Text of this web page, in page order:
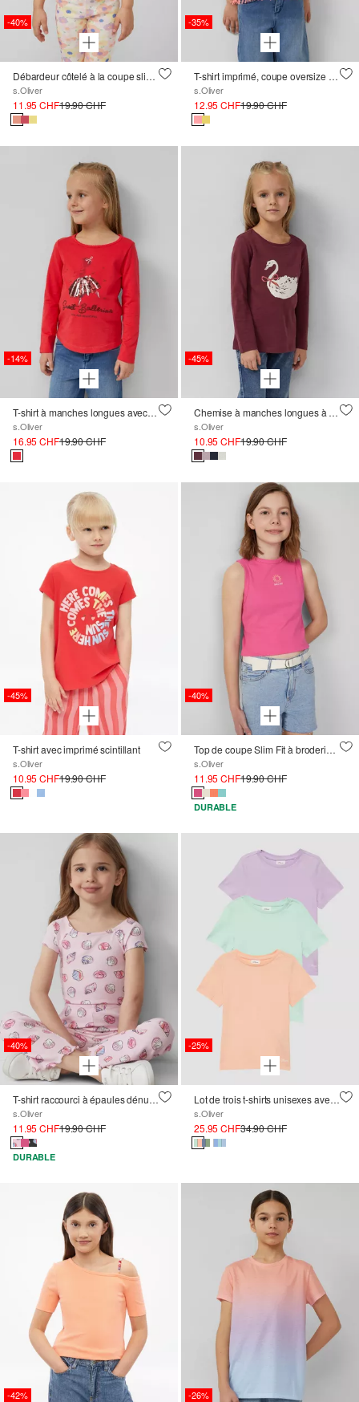
-40%
Débardeur côtelé à la coupe slim avec détail découpé
s.Oliver
11.95 CHF19.90 CHF
-35%
T-shirt imprimé, coupe oversize avec franges
s.Oliver
12.95 CHF19.90 CHF
-14%
T-shirt à manches longues avec paillettes et ourlet arrondi
s.Oliver
16.95 CHF19.90 CHF
-45%
Chemise à manches longues à imprimé pailleté, coupe ample
s.Oliver
10.95 CHF19.90 CHF
-45%
T-shirt avec imprimé scintillant
s.Oliver
10.95 CHF19.90 CHF
-40%
Top de coupe Slim Fit à broderie, en matière côtelée
s.Oliver
11.95 CHF19.90 CHF
DURABLE
-40%
T-shirt raccourci à épaules dénudées en matière côtelée
s.Oliver
11.95 CHF19.90 CHF
DURABLE
-25%
Lot de trois t-shirts unisexes avec logo imprimé
s.Oliver
25.95 CHF34.90 CHF
-42% -26%